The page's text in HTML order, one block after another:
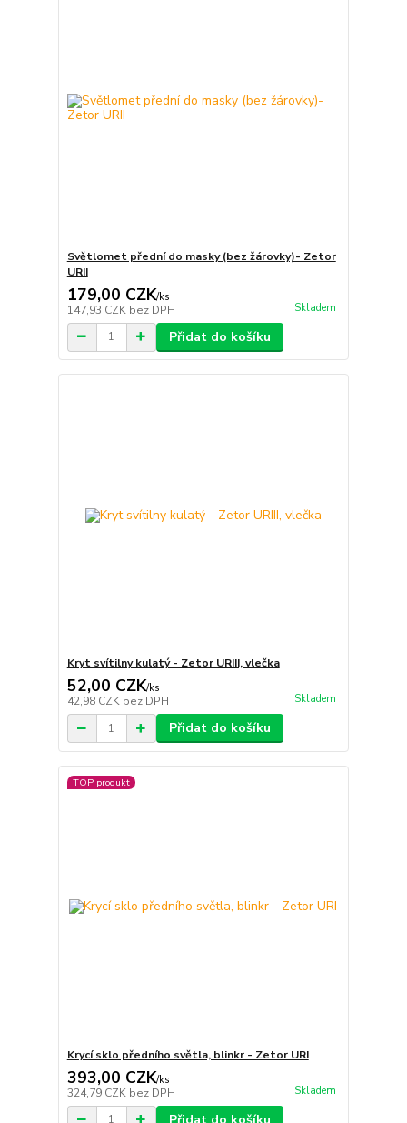
Světlomet přední do masky (bez žárovky)- Zetor
URII
179,00 CZK/ks
147,93 CZK bez DPH Skladem
Přidat do košíku
Kryt svítilny kulatý - Zetor URIII, vlečka
52,00 CZK/ks
42,98 CZK bez DPH Skladem
Přidat do košíku
TOP produkt
Krycí sklo předního světla, blinkr - Zetor URI
393,00 CZK/ks
324,79 CZK bez DPH Skladem
Přidat do košíku